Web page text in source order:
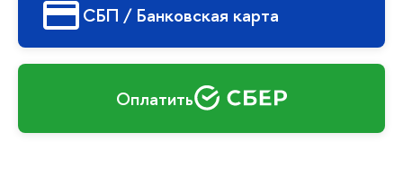
СБП / Банковская карта
Оплатить